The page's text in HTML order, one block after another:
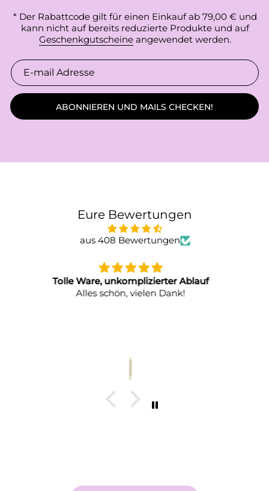
* Der Rabattcode gilt für einen Einkauf ab 79,00 € und
kann nicht auf bereits reduzierte Produkte und auf
Geschenkgutscheineangewendet werden.
ABONNIEREN UND MAILS CHECKEN!
Eure Bewertungen
aus 408 Bewertungen
Top Qualität, Top Design
Versandhändler ist freundlich, telefonisch